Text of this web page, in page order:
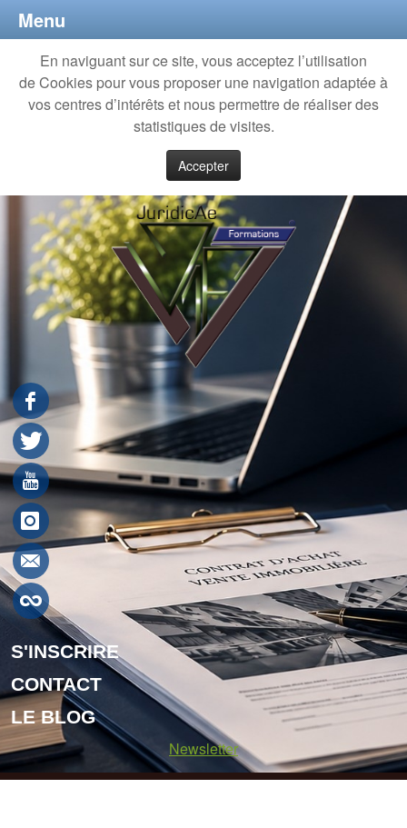
En naviguant sur ce site, vous acceptez l’utilisation
de Cookies pour vous proposer une navigation adaptée à
vos centres d’intérêts et nous permettre de réaliser des
statistiques de visites.
Accepter
S'INSCRIRE
CONTACT
LE BLOG
Newsletter
Menu